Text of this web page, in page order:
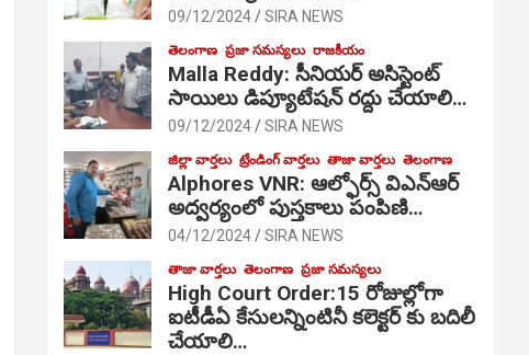
09/12/2024 SIRA NEWS
తెలంగాణ ప్రజా సమస్యలు రాజకీయం
Malla Reddy: సీనియర్ అసిస్టెంట్
సాయిలు డిప్యూటేషన్ రద్దు చేయాలి…
09/12/2024 SIRA NEWS
జిల్లా వార్తలు ట్రేండింగ్ వార్తలు తాజా వార్తలు తెలంగాణ
Alphores VNR: ఆల్ఫోర్స్ విఎన్ఆర్
అద్వర్యంలో పుస్తకాలు పంపిణి…
04/12/2024 SIRA NEWS
తాజా వార్తలు తెలంగాణ ప్రజా సమస్యలు
High Court Order:15 రోజుల్లోగా
ఐటీడీఏ కేసులన్నింటినీ కలెక్టర్ కు బదిలీ
చేయాలి…